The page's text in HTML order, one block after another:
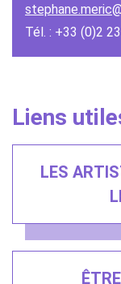
Tél. : +33 (0)2
Liens
LES